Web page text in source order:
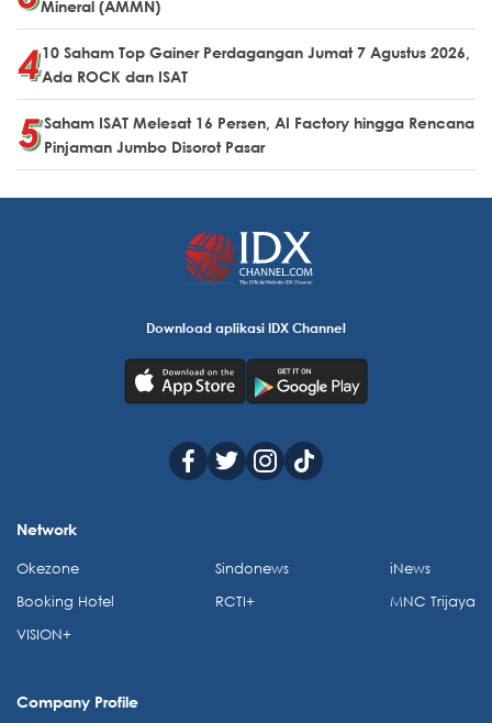
Mineral (AMMN)
10 Saham Top Gainer Perdagangan Jumat 7 Agustus 2026,
Ada ROCK dan ISAT
Saham ISAT Melesat 16 Persen, AI Factory hingga Rencana
Pinjaman Jumbo Disorot Pasar
Download aplikasi IDX Channel
Network
Okezone
Booking Hotel
VISION+
Sindonews
RCTI+
iNews
MNC Trijaya
Company Profile